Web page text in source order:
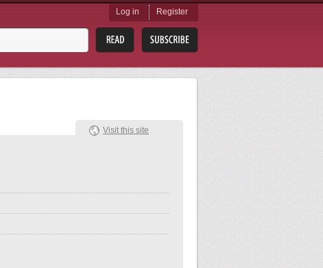
Log in Register
Visit this site